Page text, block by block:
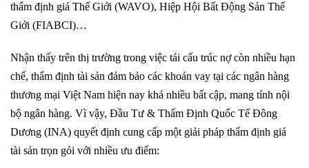
thẩm định giá Thế Giới (WAVO), Hiệp Hội Bất Động Sản Thế
Giới (FIABCI)…
Nhận thấy trên thị trường trong việc tái cấu trúc nợ còn nhiều hạn
chế, thẩm định tài sản đảm bảo các khoản vay tại các ngân hàng
thương mại Việt Nam hiện nay khá nhiều bất cập, mang tính nội
bộ ngân hàng. Vì vậy, Đầu Tư & Thẩm Định Quốc Tế Đông
Dương (INA) quyết định cung cấp một giải pháp thẩm định giá
tài sản trọn gói với nhiều ưu điểm: